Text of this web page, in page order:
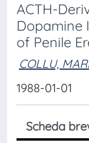
ACTH-
Dopamine
of Penile
COLLU,
1988-01-01
Scheda